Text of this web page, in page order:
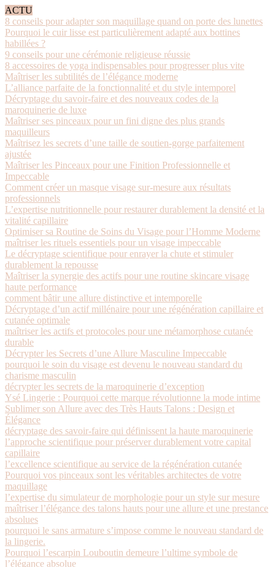
ACTU
8 conseils pour adapter son maquillage quand on porte des lunettes
Pourquoi le cuir lisse est particulièrement adapté aux bottines
habillées ?
9 conseils pour une cérémonie religieuse réussie
8 accessoires de yoga indispensables pour progresser plus vite
Maîtriser les subtilités de l’élégance moderne
L’alliance parfaite de la fonctionnalité et du style intemporel
Décryptage du savoir-faire et des nouveaux codes de la
maroquinerie de luxe
Maîtriser ses pinceaux pour un fini digne des plus grands
maquilleurs
Maîtrisez les secrets d’une taille de soutien-gorge parfaitement
ajustée
Maîtriser les Pinceaux pour une Finition Professionnelle et
Impeccable
Comment créer un masque visage sur-mesure aux résultats
professionnels
L’expertise nutritionnelle pour restaurer durablement la densité et la
vitalité capillaire
Optimiser sa Routine de Soins du Visage pour l’Homme Moderne
maîtriser les rituels essentiels pour un visage impeccable
Le décryptage scientifique pour enrayer la chute et stimuler
durablement la repousse
Maîtriser la synergie des actifs pour une routine skincare visage
haute performance
comment bâtir une allure distinctive et intemporelle
Décryptage d’un actif millénaire pour une régénération capillaire et
cutanée optimale
maîtriser les actifs et protocoles pour une métamorphose cutanée
durable
Décrypter les Secrets d’une Allure Masculine Impeccable
pourquoi le soin du visage est devenu le nouveau standard du
charisme masculin
décrypter les secrets de la maroquinerie d’exception
Ysé Lingerie : Pourquoi cette marque révolutionne la mode intime
Sublimer son Allure avec des Très Hauts Talons : Design et
Élégance
décryptage des savoir-faire qui définissent la haute maroquinerie
l’approche scientifique pour préserver durablement votre capital
capillaire
l’excellence scientifique au service de la régénération cutanée
Pourquoi vos pinceaux sont les véritables architectes de votre
maquillage
l’expertise du simulateur de morphologie pour un style sur mesure
maîtriser l’élégance des talons hauts pour une allure et une prestance
absolues
pourquoi le sans armature s’impose comme le nouveau standard de
la lingerie.
Pourquoi l’escarpin Louboutin demeure l’ultime symbole de
l’élégance absolue